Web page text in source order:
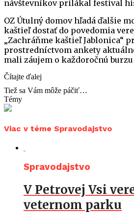
návštevníkov prilákal festival
OZ Útulný domov hľadá ďalšie
kaštieľ dostať do povedomia
„Zachráňme kaštieľ Jablonica“
prostredníctvom ankety
mali záujem o každoročnú
Čítajte ďalej
Tiež sa Vám môže páčiť…
Témy
Viac v téme Spravodajstvo
Spravodajstvo
V Petrovej Vsi
veternom parku